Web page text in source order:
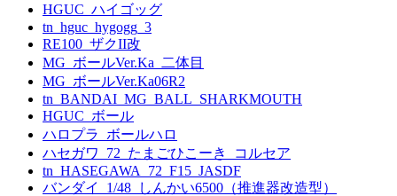
HGUC_ハイゴッグ
tn_hguc_hygogg_3
RE100_ザクII改
MG_ボールVer.Ka_二体目
MG_ボールVer.Ka06R2
tn_BANDAI_MG_BALL_SHARKMOUTH
HGUC_ボール
ハロプラ_ボールハロ
ハセガワ_72_たまごひこーき_コルセア
tn_HASEGAWA_72_F15_JASDF
バンダイ_1/48_しんかい6500（推進器改造型）